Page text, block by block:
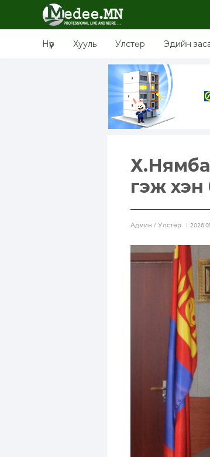
Нүүр Хууль Улстөр Эдийн
гэж хэн
Aдмин / Улстөр